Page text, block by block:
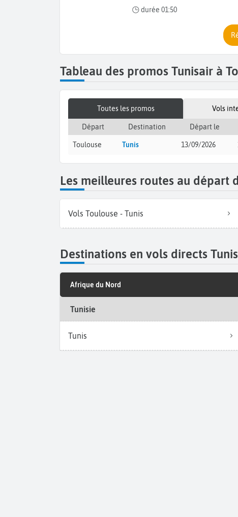
durée 01:50
Tableau des promos Tunisair à
Toutes les promos Vols
Départ Destination Départ le
Toulouse Tunis 13/09/2026
Les meilleures routes au départ
Vols Toulouse - Tunis
Destinations en vols directs
Afrique du Nord
Tunisie
Tunis